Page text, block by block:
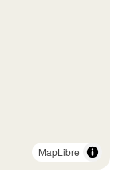
MapLibre